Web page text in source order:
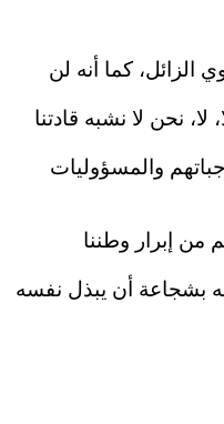
الزائل، كما أنه لن
، لا، نحن لا نشبه قادتنا
والمسؤوليات
من إبرار وطننا
بشجاعة أن يبذل نفسه